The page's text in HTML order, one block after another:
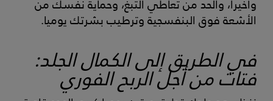
وأخيرا، والحد من تعاطي التبغ، وحماية نفسك من
الأشعة فوق البنفسجية وترطيب بشرتك يوميا.
في الطريق إلى الكمال الجلد:
فتات من أجل الربح الفوري